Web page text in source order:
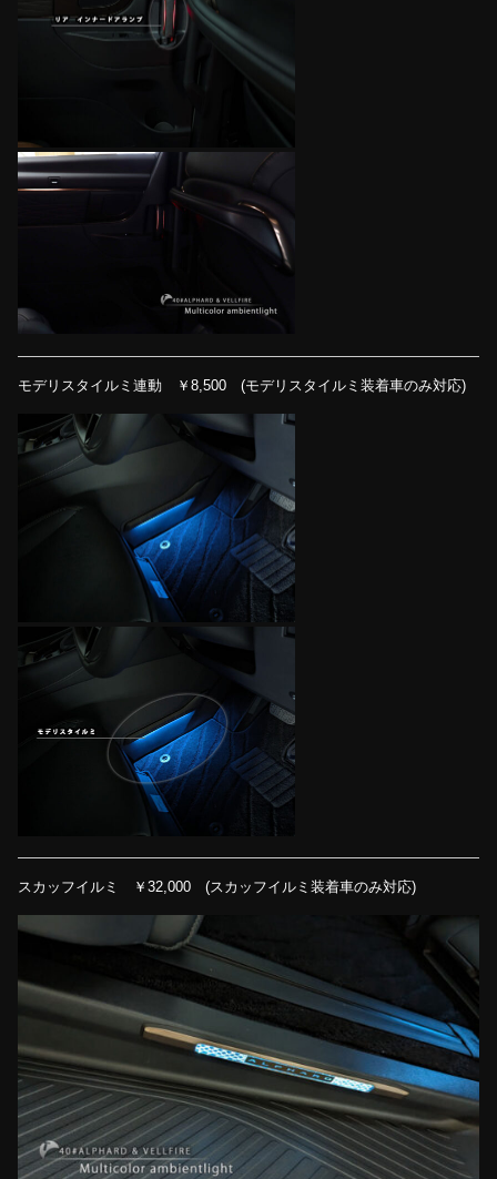
モデリスタイルミ連動 ￥8,500 (モデリスタイルミ装着車のみ対応)
スカッフイルミ ￥32,000 (スカッフイルミ装着車のみ対応)